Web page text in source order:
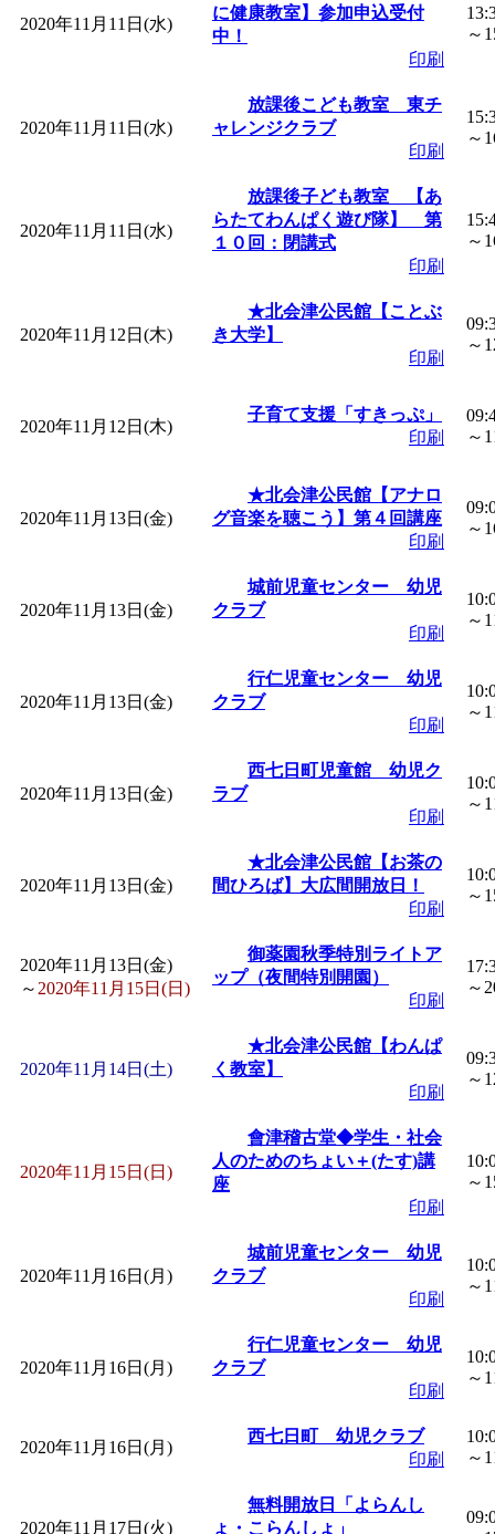
de 健康づくり」」 受
2020年11月11日(水)
に健康教室】参加申込受付
中！
印刷
～
2020年11月11日(水)
放課後こども教室 東チ
ャレンジクラブ
印刷
～
2020年11月11日(水)
放課後子ども教室 【あ
らたてわんぱく遊び隊】 第
１０回：閉講式
印刷
～
2020年11月12日(木)
★北会津公民館【ことぶ
き大学】
印刷
～
2020年11月12日(木)
子育て支援「すきっぷ」
印刷
～
2020年11月13日(金)
★北会津公民館【アナロ
グ音楽を聴こう】第４回講座
印刷
～
2020年11月13日(金)
城前児童センター 幼児
クラブ
印刷
～
2020年11月13日(金)
行仁児童センター 幼児
クラブ
印刷
～
2020年11月13日(金)
西七日町児童館 幼児ク
ラブ
印刷
～
2020年11月13日(金)
★北会津公民館【お茶の
間ひろば】大広間開放日！
印刷
～
2020年11月13日(金)
～ 2020年11月15日(日)
御薬園秋季特別ライトア
ップ（夜間特別開園）
印刷
～
2020年11月14日(土)
★北会津公民館【わんぱ
く教室】
印刷
～
2020年11月15日(日)
會津稽古堂◆学生・社会
人のためのちょい＋(たす)講
座
印刷
～
2020年11月16日(月)
城前児童センター 幼児
クラブ
印刷
～
2020年11月16日(月)
行仁児童センター 幼児
クラブ
印刷
～
2020年11月16日(月)
西七日町 幼児クラブ
印刷
～
2020年11月17日(火)
無料開放日「よらんし
ょ・こらんしょ」